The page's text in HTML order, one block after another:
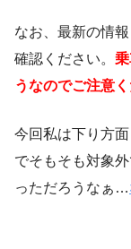
なお、最新の情
確認ください。
うなのでご注意
今回私は下り方
でそもそも対象
っただろうなぁ…